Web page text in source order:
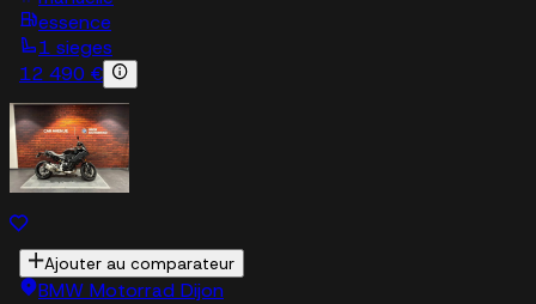
essence
1 sieges
12 490 €
Ajouter au comparateur
BMW Motorrad Dijon